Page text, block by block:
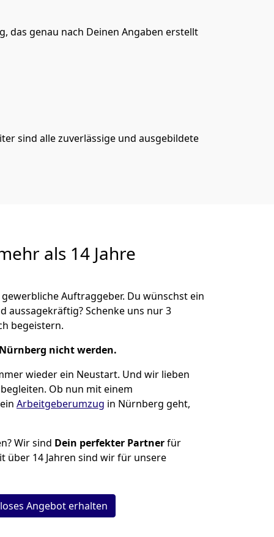
das genau nach Deinen Angaben erstellt
sind alle zuverlässige und ausgebildete
als 14 Jahre
Auftraggeber. Du wünschst ein
aussagekräftig? Schenke uns nur 3
begeistern.
nicht werden.
wieder ein Neustart. Und wir lieben
Ob nun mit einem
Arbeitgeberumzug in Nürnberg geht,
Wir sind Dein perfekter Partnerfür
über 14 Jahren sind wir für unsere
Angebot erhalten